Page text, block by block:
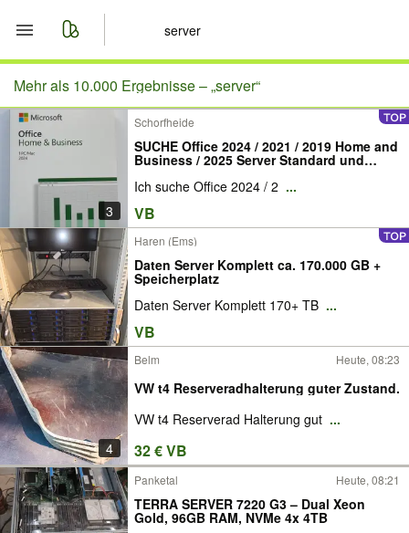
Start
Merkliste
Nachrichten
Anzeige aufgeben
Mehr als 10.000 Ergebnisse –„server“
3
Schorfheide
SUCHE Office 2024 / 2021 / 2019 Home and
Business / 2025 Server Standard und
Ich suche Office 2024 / 2 ...
VB
Haren (Ems)
Daten Server Komplett ca. 170.000 GB +
Speicherplatz
Daten Server Komplett 170+ TB ...
VB
4
Belm Heute, 08:23
VW t4 Reserveradhalterung guter Zustand.
VW t4 Reserverad Halterung gut ...
32 € VB
Panketal Heute, 08:21
TERRA SERVER 7220 G3 – Dual Xeon
Gold, 96GB RAM, NVMe 4x 4TB